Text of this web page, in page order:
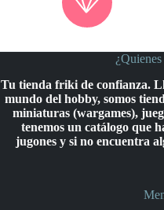
Tu tienda friki de confianza.
mundo del hobby, somos
miniaturas (wargames),
tenemos un catálogo que
jugones y si no encuentra